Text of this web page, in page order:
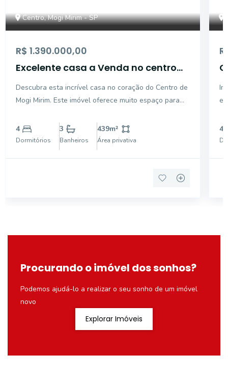
Centro, Mogi Mirim - SP
R$ 1.390.000,00
Excelente casa a Venda no centro
Descubra esta incrível casa no coração do Centro de
Mogi Mirim. Este imóvel oferece muito espaço para
suítes e 3 banheiros, escritorio, área de lazer com
studio para sala de jogos, ideal para famíli
4
Dormitórios
3
Banheiros
439m²
Área privativa
4
Procurando o imóvel dos sonhos?
Podemos ajudá-lo a realizar o seu sonho de um imóvel
novo
Explorar Imóveis